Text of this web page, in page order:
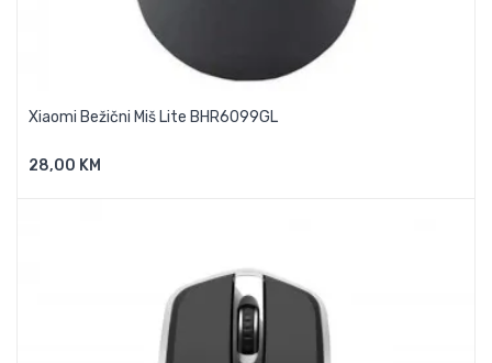
Xiaomi Bežični Miš Lite BHR6099GL
28,00 KMDodaj U Košaricu